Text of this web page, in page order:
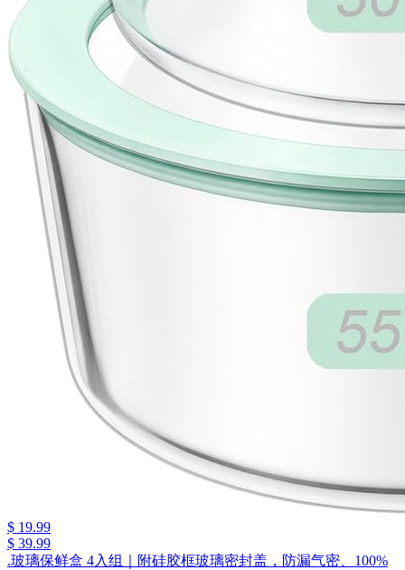
$ 19.99
$ 39.99
.玻璃保鲜盒 4入组｜附硅胶框玻璃密封盖，防漏气密、100%